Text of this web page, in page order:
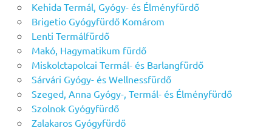
Kehida Termál, Gyógy- és Élményfürdő
Brigetio Gyógyfürdő Komárom
Lenti Termálfürdő
Makó, Hagymatikum fürdő
Miskolctapolcai Termál- és Barlangfürdő
Sárvári Gyógy- és Wellnessfürdő
Szeged, Anna Gyógy-, Termál- és Élményfürdő
Szolnok Gyógyfürdő
Zalakaros Gyógyfürdő